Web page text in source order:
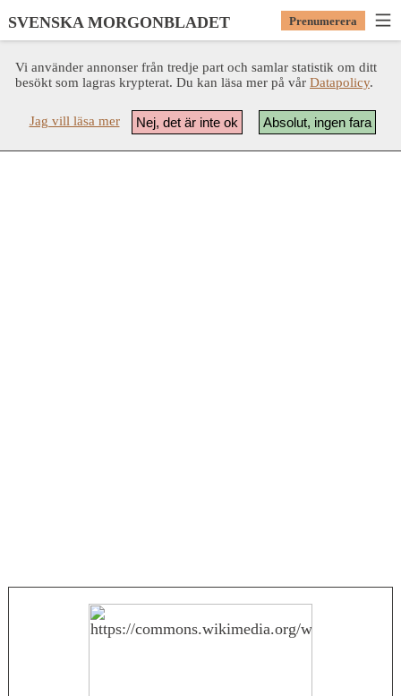
Vi använder annonser från tredje part och samlar statistik om ditt
besökt som lagras krypterat. Du kan läsa mer på vår Datapolicy.
Absolut, ingen fara
Nej, det är inte ok
Jag vill läsa mer
SVENSKA MORGONBLADET Prenumerera